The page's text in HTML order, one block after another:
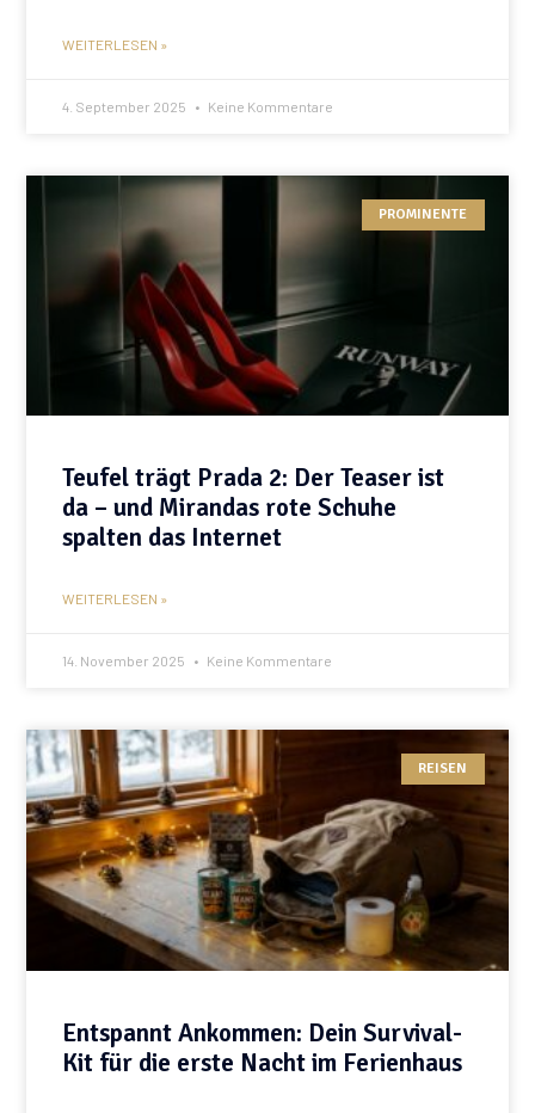
WEITERLESEN »
4. September 2025 Keine Kommentare
PROMINENTE
Teufel trägt Prada 2: Der Teaser ist
da – und Mirandas rote Schuhe
spalten das Internet
WEITERLESEN »
14. November 2025 Keine Kommentare
REISEN
Entspannt Ankommen: Dein Survival-
Kit für die erste Nacht im Ferienhaus